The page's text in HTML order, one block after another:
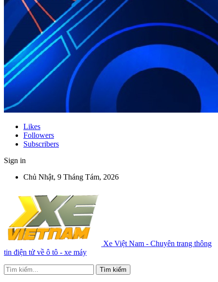
Likes
Followers
Subscribers
Sign in
Chủ Nhật, 9 Tháng Tám, 2026
Xe Việt Nam - Chuyên trang thông
tin điện tử về ô tô - xe máy